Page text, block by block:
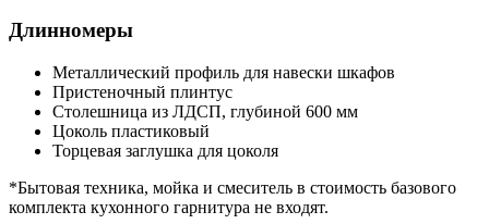
Длинномеры
Металлический профиль для навески шкафов
Пристеночный плинтус
Столешница из ЛДСП, глубиной 600 мм
Цоколь пластиковый
Торцевая заглушка для цоколя
*Бытовая техника, мойка и смеситель в стоимость базового
комплекта кухонного гарнитура не входят.